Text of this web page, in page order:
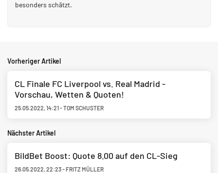
besonders schätzt.
Vorheriger Artikel
CL Finale FC Liverpool vs. Real Madrid -
Vorschau, Wetten & Quoten!
25.05.2022,14:21-TOM SCHUSTER
Nächster Artikel
BildBet Boost: Quote 8.00 auf den CL-Sieg
26.05.2022,22:23- FRITZ MÜLLER